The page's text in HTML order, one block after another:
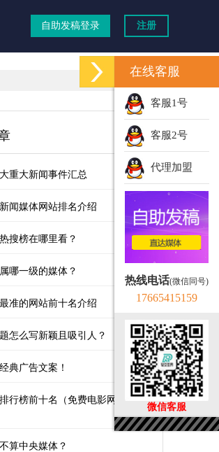
自助发稿登录 注册
重大新闻事件汇总
闻媒体网站排名介绍
搜榜在哪里看？
哪一级的媒体？
准的网站前十名介绍
怎么写新颖且吸引人？
典广告文案！
行榜前十名（免费电影网站排
算中央媒体？
在线客服
客服1号
客服2号
代理加盟
热线电话(微信同号)
17665415159
微信客服